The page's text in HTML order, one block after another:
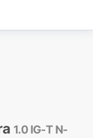
1.0 IG-T N-